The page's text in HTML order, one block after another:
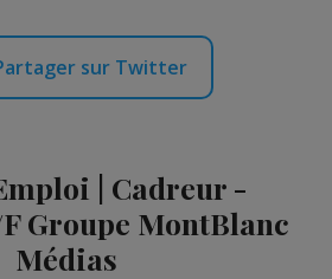
sur Twitter
| Cadreur -
Groupe MontBlanc
Médias